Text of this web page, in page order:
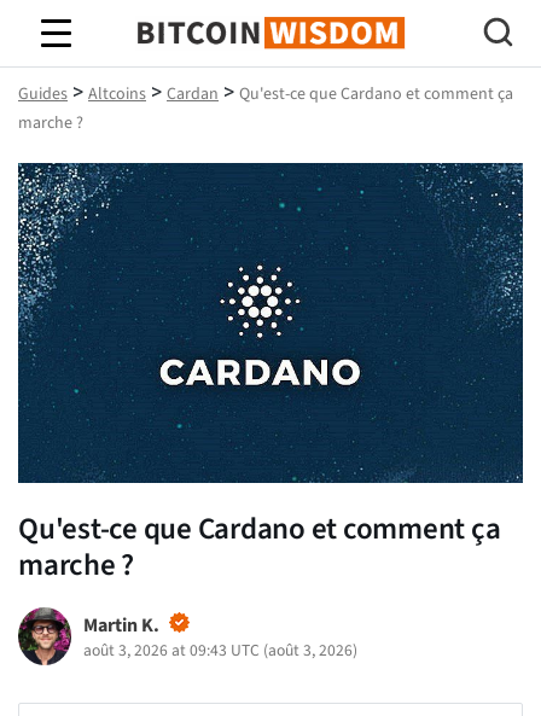
Bitcoin Sagesse
Guides > Altcoins > Cardan > Qu'est-ce que Cardano et comment ça
marche ?
Qu'est-ce que Cardano et comment ça
marche ?
Martin K.
août 3, 2026 at 09:43 UTC (août 3, 2026)